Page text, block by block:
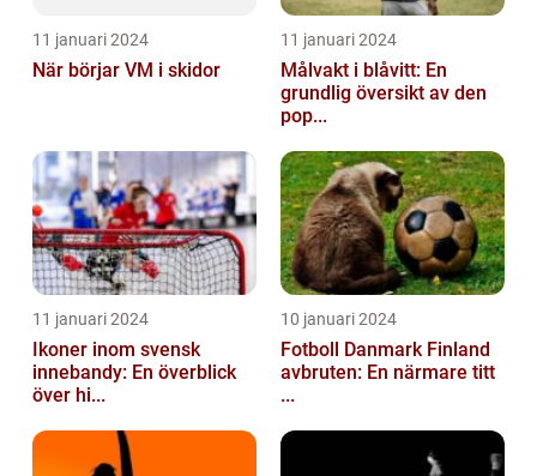
11 januari 2024
När börjar VM i skidor
11 januari 2024
Målvakt i blåvitt: En
grundlig översikt av den
pop...
11 januari 2024
Ikoner inom svensk
innebandy: En överblick
över hi...
10 januari 2024
Fotboll Danmark Finland
avbruten: En närmare titt
...